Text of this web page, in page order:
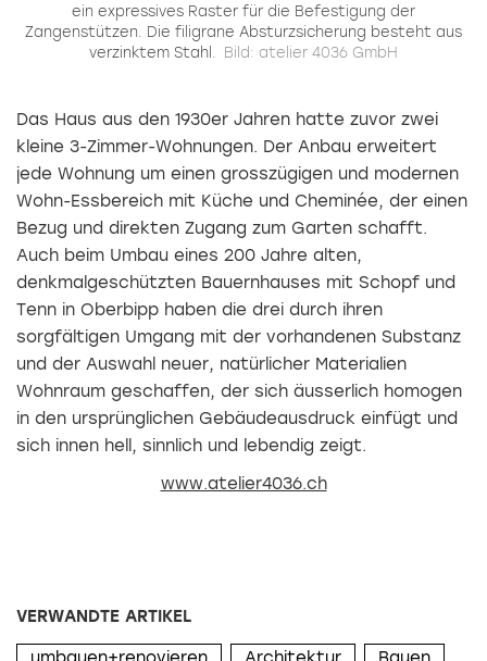
ein expressives Raster für die Befestigung der
Zangenstützen. Die filigrane Absturzsicherung besteht aus
verzinktem Stahl.
Bild: atelier 4036 GmbH
Das Haus aus den 1930er Jahren hatte zuvor zwei
kleine 3-Zimmer-Wohnungen. Der Anbau erweitert
jede Wohnung um einen grosszügigen und modernen
Wohn-Essbereich mit Küche und Cheminée, der einen
Bezug und direkten Zugang zum Garten schafft.
Auch beim Umbau eines 200 Jahre alten,
denkmalgeschützten Bauernhauses mit Schopf und
Tenn in Oberbipp haben die drei durch ihren
sorgfältigen Umgang mit der vorhandenen Substanz
und der Auswahl neuer, natürlicher Materialien
Wohnraum geschaffen, der sich äusserlich homogen
in den ursprünglichen Gebäudeausdruck einfügt und
sich innen hell, sinnlich und lebendig zeigt.
www.atelier4036.ch
VERWANDTE ARTIKEL